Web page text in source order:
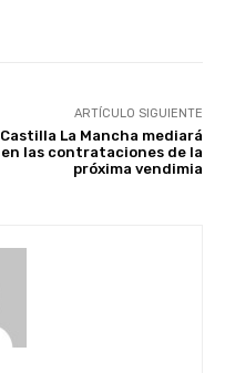
ARTÍCULO SIGUIENTE
Castilla La Mancha mediará
en las contrataciones de la
próxima vendimia